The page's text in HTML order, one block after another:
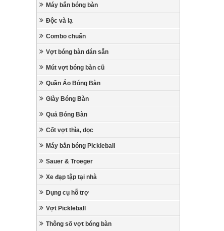
Máy bắn bóng bàn
Độc và lạ
Combo chuẩn
Vợt bóng bàn dán sẵn
Mút vợt bóng bàn cũ
Quần Áo Bóng Bàn
Giày Bóng Bàn
Quả Bóng Bàn
Cốt vợt thìa, dọc
Máy bắn bóng Pickleball
Sauer & Troeger
Xe đạp tập tại nhà
Dụng cụ hỗ trợ
Vợt Pickleball
Thông số vợt bóng bàn